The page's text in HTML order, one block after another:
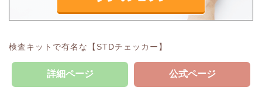
検査キットで有名な【STDチェッカー】
詳細ページ 公式ページ